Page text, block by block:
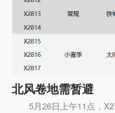
北风卷地需暂避
5月26日上午11点，